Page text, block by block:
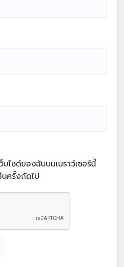
ไซต์ของฉันบนเบราว์เซอร์นี้
ครั้งถัดไป